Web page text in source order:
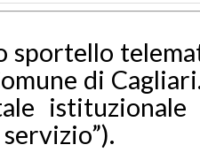
sportello
di